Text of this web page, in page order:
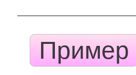
Пример